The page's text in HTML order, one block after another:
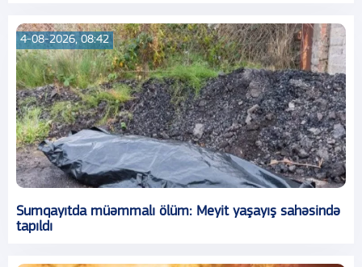
4-08-2026, 08:42
Sumqayıtda müəmmalı ölüm: Meyit yaşayış sahəsində
tapıldı